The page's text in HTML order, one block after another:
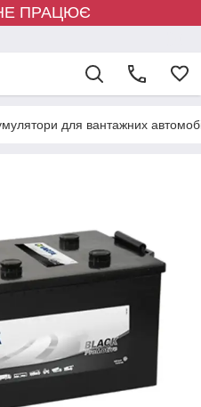
ПРАЦЮЄ
для вантажних